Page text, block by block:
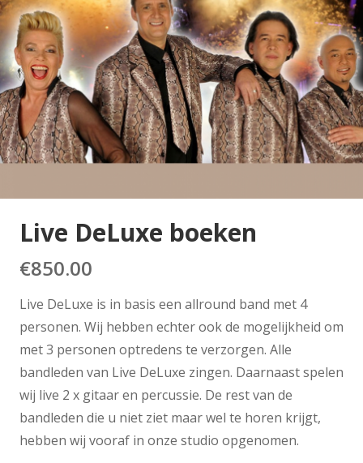
Live DeLuxe boeken
€850.00
Live DeLuxe is in basis een allround band met 4
personen. Wij hebben echter ook de mogelijkheid om
met 3 personen optredens te verzorgen. Alle
bandleden van Live DeLuxe zingen. Daarnaast spelen
wij live 2 x gitaar en percussie. De rest van de
bandleden die u niet ziet maar wel te horen krijgt,
hebben wij vooraf in onze studio opgenomen.